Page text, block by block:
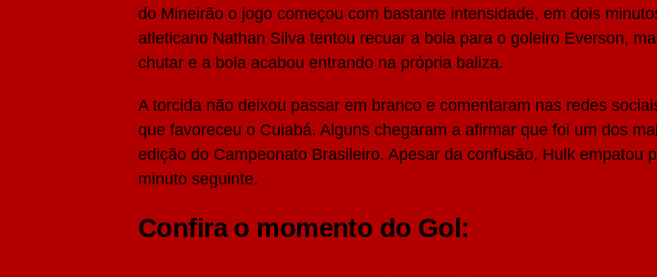
do Mineirão o jogo começou com bastante intensidade, em dois
atleticano Nathan Silva tentou recuar a bola para o goleiro Everson,
chutar e a bola acabou entrando na própria baliza.
A torcida não deixou passar em branco e comentaram nas redes
que favoreceu o Cuiabá. Alguns chegaram a afirmar que foi um dos
edição do Campeonato Brasileiro. Apesar da confusão, Hulk empatou
minuto seguinte.
Confira o momento do Gol: